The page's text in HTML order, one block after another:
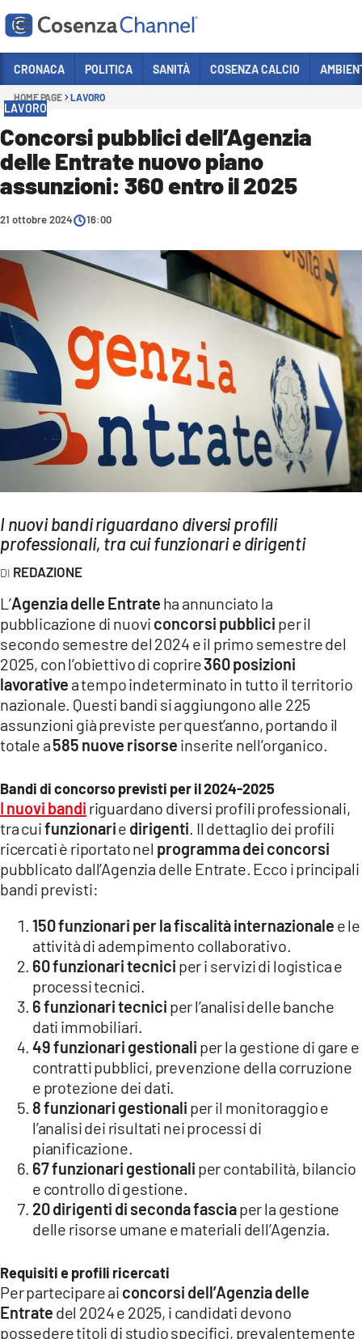
Sezioni
POLITICA
COSENZA CALCIO
ECONOMIA E LAVORO
SANITÀ
SPORT
CULTURA
AMBIENTE
Streaming
LAC TV
LAC NETWORK
LAC ONAIR
LaC
Network
LACPLAY.IT
LACTV.IT
LACONAIR.IT
LACITYMAG.IT
ILREGGINO.IT
COSENZACHANNEL.IT
CATANZAROCHANNEL.IT
LACAPITALENEWS.IT
App
ANDROID
APPLE
CRONACA POLITICA SANITÀ COSENZA CALCIO
HOME PAGE LAVORO
LAVORO
Concorsi pubblici dell’Agenzia
delle Entrate nuovo piano
assunzioni: 360 entro il 2025
21 ottobre 2024 16:00
I nuovi bandi riguardano diversi profili
professionali, tra cui funzionari e dirigenti
REDAZIONE
L’Agenzia delle Entrate ha annunciato la
pubblicazione di nuovi concorsi pubblici per il
secondo semestre del 2024 e il primo semestre del
2025, con l’obiettivo di coprire360 posizioni
lavorative a tempo indeterminato in tutto il territorio
nazionale. Questi bandi si aggiungono alle 225
assunzioni già previste per quest’anno, portando il
totale a585 nuove risorse inserite nell’organico.
Bandi di concorso previsti per il 2024-2025
I nuovi bandi riguardano diversi profili professionali,
tra cuifunzionarie dirigenti . Il dettaglio dei profili
ricercati è riportato nel programma dei concorsi
pubblicato dall’Agenzia delle Entrate. Ecco i principali
bandi previsti:
150 funzionari per la fiscalità internazionale e le
attività di adempimento collaborativo.
60 funzionari tecnici per i servizi di logistica e
processi tecnici.
6 funzionari tecnici per l’analisi delle banche
dati immobiliari.
49 funzionari gestionali per la gestione di gare e
contratti pubblici, prevenzione della corruzione
e protezione dei dati.
8 funzionari gestionali per il monitoraggio e
l’analisi dei risultati nei processi di
pianificazione.
67 funzionari gestionali per contabilità, bilancio
e controllo di gestione.
20 dirigenti di seconda fasciaper la gestione
delle risorse umane e materiali dell’Agenzia.
Requisiti e profili ricercati
Per partecipare ai concorsi dell’Agenzia delle
Entrate del 2024 e 2025, i candidati devono
possedere titoli di studio specifici, prevalentemente